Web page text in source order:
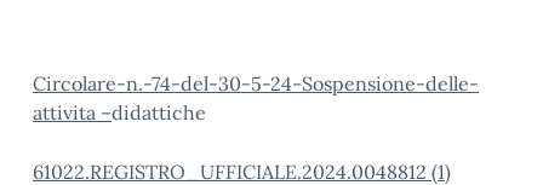
Circolare-n.-74-del-30-5-24-Sospensione-delle-
attivita –didattiche
61022.REGISTRO_UFFICIALE.2024.0048812 (1)